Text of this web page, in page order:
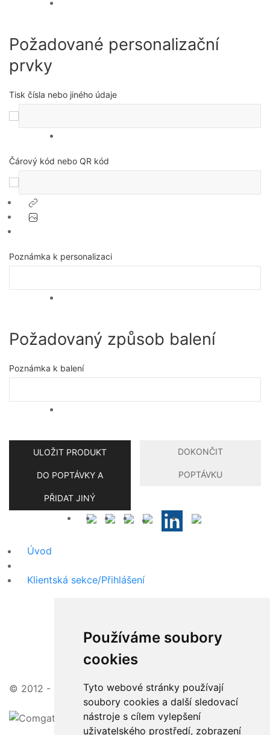
Používáme soubory
cookies
Tyto webové stránky používají
soubory cookies a další sledovací
nástroje s cílem vylepšení
uživatelského prostředí, zobrazení
Požadované personalizační
prvky
Tisk čísla nebo jiného údaje
Čárový kód nebo QR kód
Poznámka k personalizaci
Požadovaný způsob balení
Poznámka k balení
ULOŽIT PRODUKT
DO POPTÁVKY A
PŘIDAT JINÝ
DOKONČIT
POPTÁVKU
Úvod
Klientská sekce/Přihlášení
© 2012 - 2026 | zajímavé ceny, vstřícný přístup